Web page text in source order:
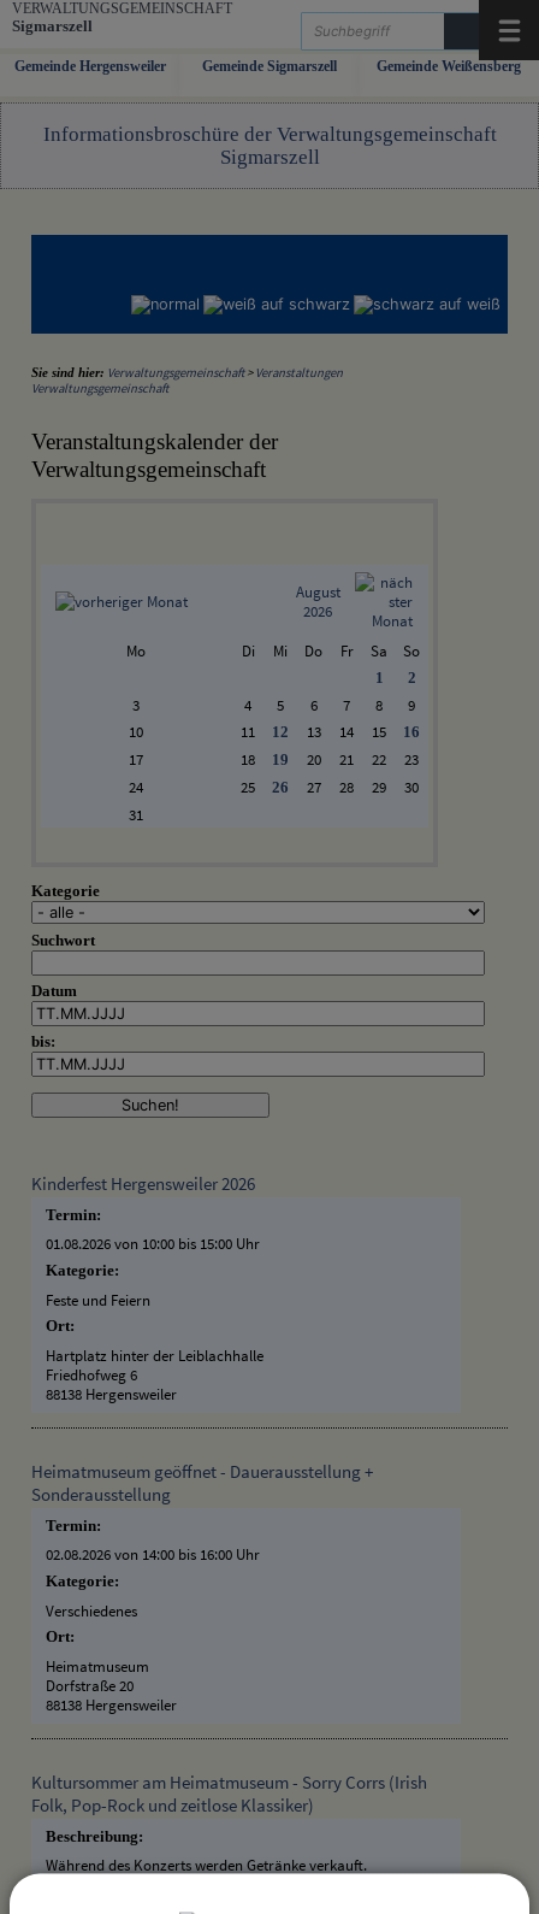
Zum Inhalt,zur Navigationoderzur Startseite springen.
VERWALTUNGSGEMEINSCHAFT
Sigmarszell
Gemeinde Hergensweiler Gemeinde Sigmarszell Gemeinde Weißensberg
Informationsbroschüre der Verwaltungsgemeinschaft
Sigmarszell
Sie sind hier: Verwaltungsgemeinschaft> Veranstaltungen
Verwaltungsgemeinschaft
Veranstaltungskalender der
Verwaltungsgemeinschaft
August
2026
Mo Di Mi Do Fr Sa So
1 2
3 4 5 6 7 8
9
10
11 12 13 14 15 16
17 18 19 20 21 22
23
24
25 26 27 28 29
30
31
Kategorie
Suchwort
Datum
bis:
Kinderfest Hergensweiler 2026
Termin:
01.08.2026 von 10:00 bis 15:00 Uhr
Kategorie:
Feste und Feiern
Ort:
Hartplatz hinter der Leiblachhalle
Friedhofweg 6
88138 Hergensweiler
Heimatmuseum geöffnet - Dauerausstellung +
Sonderausstellung
Termin:
02.08.2026 von 14:00 bis 16:00 Uhr
Kategorie:
Verschiedenes
Ort:
Heimatmuseum
Dorfstraße 20
88138 Hergensweiler
Kultursommer am Heimatmuseum - Sorry Corrs (Irish
Folk, Pop-Rock und zeitlose Klassiker)
Beschreibung:
Während des Konzerts werden Getränke verkauft.